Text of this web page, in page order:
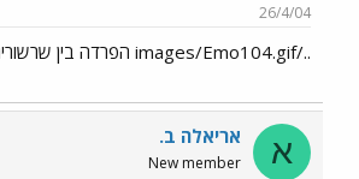
26/4/04
../images/Emo104.gif הפרדה בין שרשורים
א אריאלה ב.
New member